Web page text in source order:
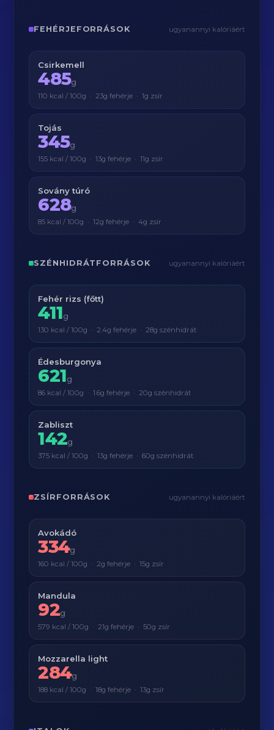
FEHÉRJEFORRÁSOK ugyanannyi kalóriáért
Csirkemell
485g
110 kcal / 100g · 23g fehérje · 1g zsír
Tojás
345g
155 kcal / 100g · 13g fehérje · 11g zsír
Sovány túró
628g
85 kcal / 100g · 12g fehérje · 4g zsír
SZÉNHIDRÁTFORRÁSOK ugyanannyi kalóriáért
Fehér rizs (főtt)
411g
130 kcal / 100g · 2.4g fehérje · 28g szénhidrát
Édesburgonya
621g
86 kcal / 100g · 1.6g fehérje · 20g szénhidrát
Zabliszt
142g
375 kcal / 100g · 13g fehérje · 60g szénhidrát
ZSÍRFORRÁSOK ugyanannyi kalóriáért
Avokádó
334g
160 kcal / 100g · 2g fehérje · 15g zsír
Mandula
92g
579 kcal / 100g · 21g fehérje · 50g zsír
Mozzarella light
284g
188 kcal / 100g · 18g fehérje · 13g zsír